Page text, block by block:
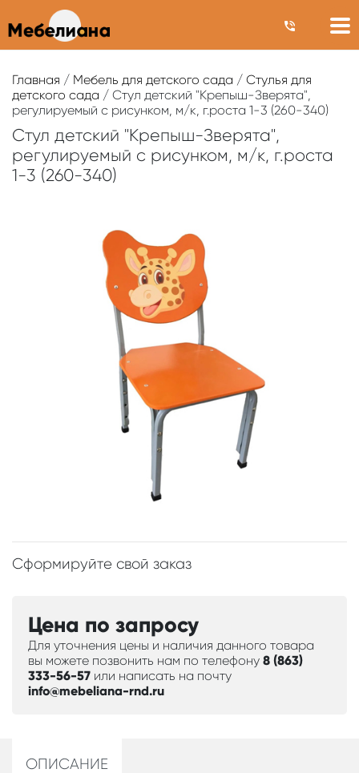
Главная / Мебель для детского сада / Стулья для
детского сада / Стул детский "Крепыш-Зверята",
регулируемый с рисунком, м/к, г.роста 1-3 (260-340)
Стул детский "Крепыш-Зверята",
регулируемый с рисунком, м/к, г.роста
1-3 (260-340)
Сформируйте свой заказ
Цена по запросу
Для уточнения цены и наличия данного товара
вы можете позвонить нам по телефону 8 (863)
333-56-57 или написать на почту
info@mebeliana-rnd.ru
ОПИСАНИЕ